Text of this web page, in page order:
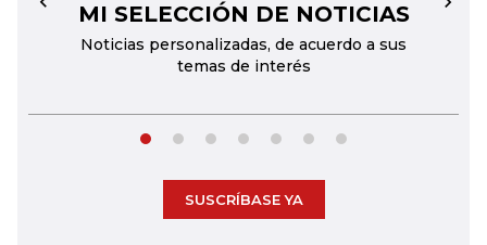
MI SELECCIÓN DE NOTICIAS
Noticias personalizadas, de acuerdo a sus
temas de interés
← →
SUSCRÍBASE YA